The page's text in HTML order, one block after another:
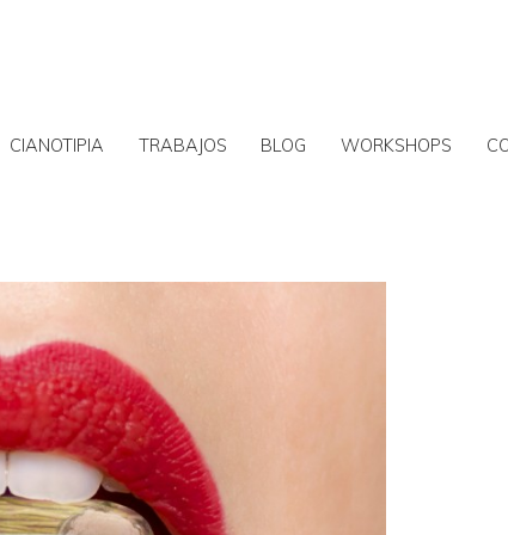
CIANOTIPIA TRABAJOS BLOG WORKSHOPS